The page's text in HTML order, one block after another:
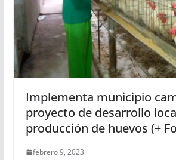
Implementa municipio
proyecto de desarrollo
producción de huevos (+
febrero 9, 2023